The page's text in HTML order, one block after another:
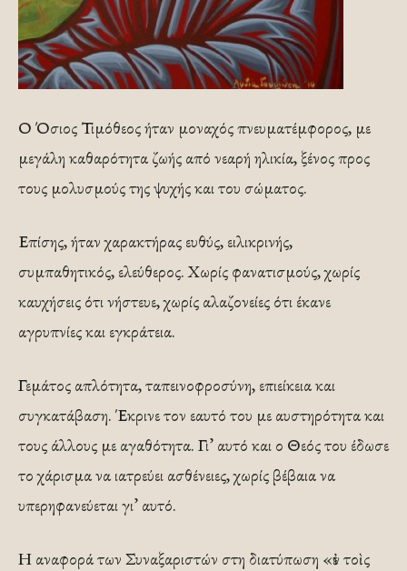
Ο Όσιος Τιμόθεος ήταν μοναχός πνευματέμφορος, με
μεγάλη καθαρότητα ζωής από νεαρή ηλικία, ξένος προς
τους μολυσμούς της ψυχής και του σώματος.
Επίσης, ήταν χαρακτήρας ευθύς, ειλικρινής,
συμπαθητικός, ελεύθερος. Χωρίς φανατισμούς, χωρίς
καυχήσεις ότι νήστευε, χωρίς αλαζονείες ότι έκανε
αγρυπνίες και εγκράτεια.
Γεμάτος απλότητα, ταπεινοφροσύνη, επιείκεια και
συγκατάβαση. Έκρινε τον εαυτό του με αυστηρότητα και
τους άλλους με αγαθότητα. Γι’ αυτό και ο Θεός του έδωσε
το χάρισμα να ιατρεύει ασθένειες, χωρίς βέβαια να
υπερηφανεύεται γι’ αυτό.
Η αναφορά των Συναξαριστών στη διατύπωση «ἐν τοὶς